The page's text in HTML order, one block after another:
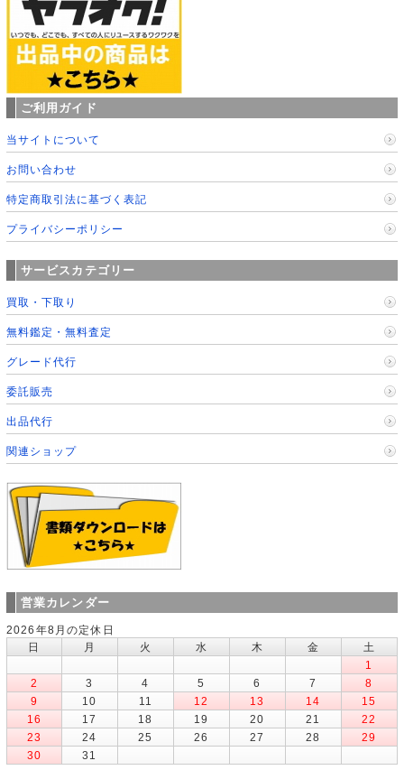
ご利用ガイド
当サイトについて
お問い合わせ
特定商取引法に基づく表記
プライバシーポリシー
サービスカテゴリー
買取・下取り
無料鑑定・無料査定
グレード代行
委託販売
出品代行
関連ショップ
営業カレンダー
2026年8月の定休日
日
月 火 水 木 金
土
1
2
3 4 5 6 7
8
9
10 11 12 13 14
15
16
17 18 19 20 21
22
23
24 25 26 27 28
29
30
31